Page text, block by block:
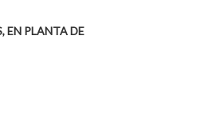
EN PLANTA DE